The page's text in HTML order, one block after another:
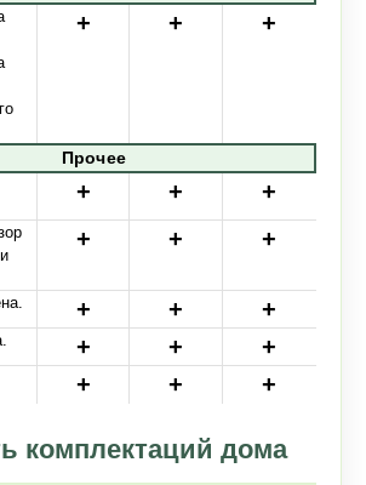
Прочее
комплектаций дома